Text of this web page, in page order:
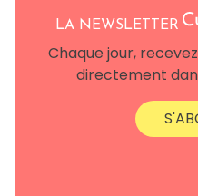
LA NEWSLETTER
Chaque jour,
directement